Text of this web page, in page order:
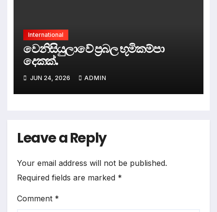
International
වෙනිසියුලාවේ ප්‍රබල භූමිකම්පා
දෙකක්.
JUN 24, 2026 ADMIN
Leave a Reply
Your email address will not be published.
Required fields are marked *
Comment *